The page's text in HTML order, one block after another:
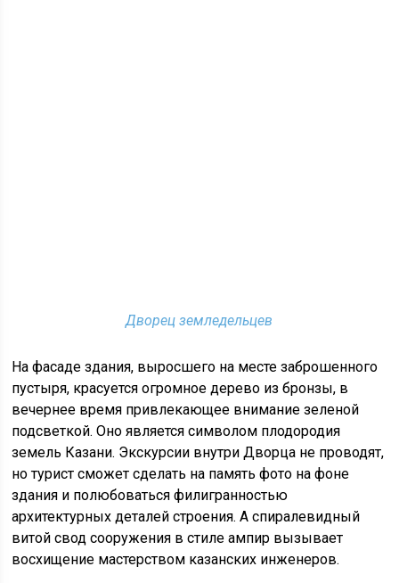
Дворец земледельцев
На фасаде здания, выросшего на месте заброшенного
пустыря, красуется огромное дерево из бронзы, в
вечернее время привлекающее внимание зеленой
подсветкой. Оно является символом плодородия
земель Казани. Экскурсии внутри Дворца не проводят,
но турист сможет сделать на память фото на фоне
здания и полюбоваться филигранностью
архитектурных деталей строения. А спиралевидный
витой свод сооружения в стиле ампир вызывает
восхищение мастерством казанских инженеров.